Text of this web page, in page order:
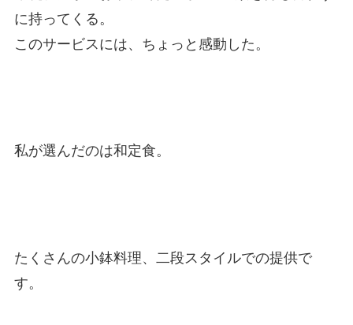
に持ってくる。
このサービスには、ちょっと感動した。
私が選んだのは和定食。
たくさんの小鉢料理、二段スタイルでの提供で
す。